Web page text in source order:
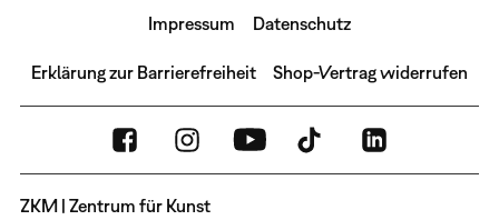
Impressum Datenschutz
Erklärung zur Barrierefreiheit Shop-Vertrag widerrufen
ZKM | Zentrum für Kunst